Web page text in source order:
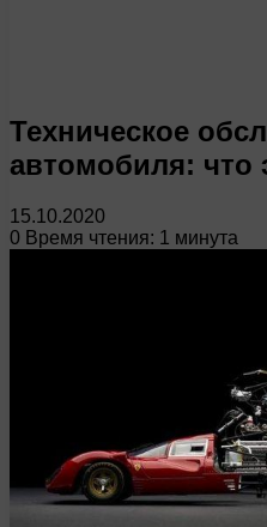
Техническое
автомобиля: что
15.10.2020
0 Время чтения: 1 минута